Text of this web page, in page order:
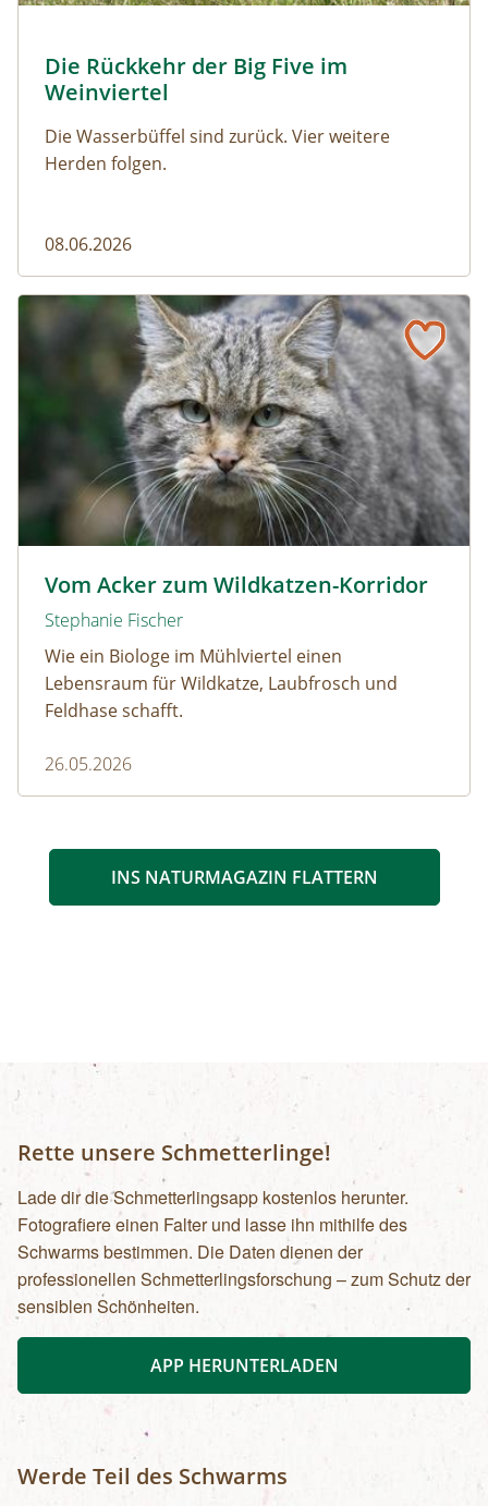
Naturmagazin: Die Rückkehr der Big Five im
Die Rückkehr der Big Five im
Weinviertel
Die Wasserbüffel sind zurück. Vier weitere
Herden folgen.
08.06.2026
Vom Acker zum Wildkatzen-Korridor
Stephanie Fischer
Wie ein Biologe im Mühlviertel einen
Lebensraum für Wildkatze, Laubfrosch und
Feldhase schafft.
26.05.2026
Vom Acker zum Wildkatzen-Korridor
INS NATURMAGAZIN FLATTERN
Rette unsere Schmetterlinge!
Lade dir die Schmetterlingsapp kostenlos herunter.
Fotografiere einen Falter und lasse ihn mithilfe des
Schwarms bestimmen. Die Daten dienen der
professionellen Schmetterlingsforschung – zum Schutz der
sensiblen Schönheiten.
APP HERUNTERLADEN
Werde Teil des Schwarms